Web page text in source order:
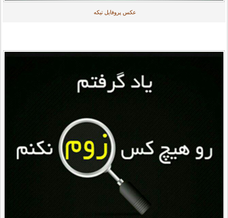
عکس پروفایل تیکه